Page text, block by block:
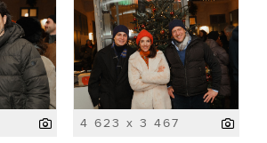
4 623 x 3 467